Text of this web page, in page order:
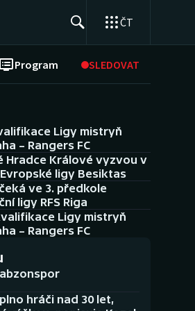
ČT
Program SLEDOVAT
Ligy mistryň
– Rangers FC
Hradce Králové vyzvou v
ligy Besiktas
ve 3. předkole
ligy RFS Riga
Ligy mistryň
– Rangers FC
hráči nad 30 let,